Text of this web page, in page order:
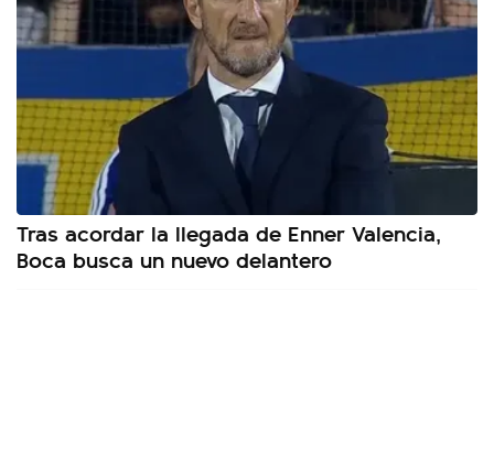
Tras acordar la llegada de Enner Valencia,
Boca busca un nuevo delantero